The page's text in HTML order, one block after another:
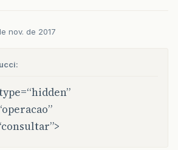
html>
link rel "stylesheet"
src="https://
src="https://
JSP Page
>
nov. de 2017